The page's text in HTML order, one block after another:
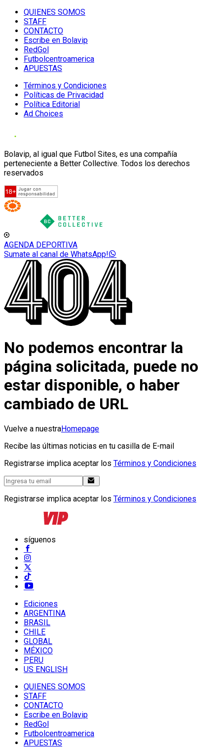
QUIENES SOMOS
STAFF
CONTACTO
Escribe en Bolavip
RedGol
Futbolcentroamerica
APUESTAS
Términos y Condiciones
Políticas de Privacidad
Política Editorial
Ad Choices
Bolavip, al igual que Futbol Sites, es una compañía
perteneciente a Better Collective. Todos los derechos
reservados
AGENDA DEPORTIVA
Sumate al canal de WhatsApp!
No podemos encontrar la
página solicitada, puede no
estar disponible, o haber
cambiado de URL
Vuelve a nuestraHomepage
Recibe las últimas noticias en tu casilla de E-mail
Registrarse implica aceptar los Términos y Condiciones
Registrarse implica aceptar los Términos y Condiciones
síguenos
Ediciones
ARGENTINA
BRASIL
CHILE
GLOBAL
MÉXICO
PERU
US ENGLISH
QUIENES SOMOS
STAFF
CONTACTO
Escribe en Bolavip
RedGol
Futbolcentroamerica
APUESTAS